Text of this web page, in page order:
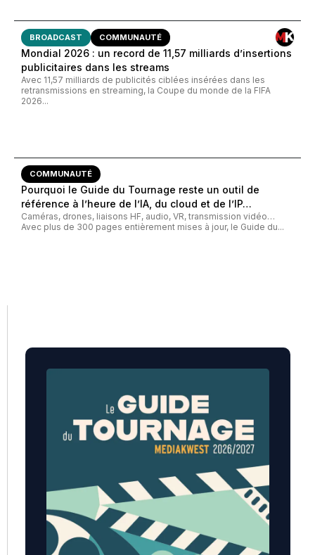
BROADCAST COMMUNAUTÉ
Mondial 2026 : un record de 11,57 milliards d’insertions
publicitaires dans les streams
Avec 11,57 milliards de publicités ciblées insérées dans les
retransmissions en streaming, la Coupe du monde de la FIFA
2026...
COMMUNAUTÉ
Pourquoi le Guide du Tournage reste un outil de
référence à l’heure de l’IA, du cloud et de l’IP…
Caméras, drones, liaisons HF, audio, VR, transmission vidéo…
Avec plus de 300 pages entièrement mises à jour, le Guide du...